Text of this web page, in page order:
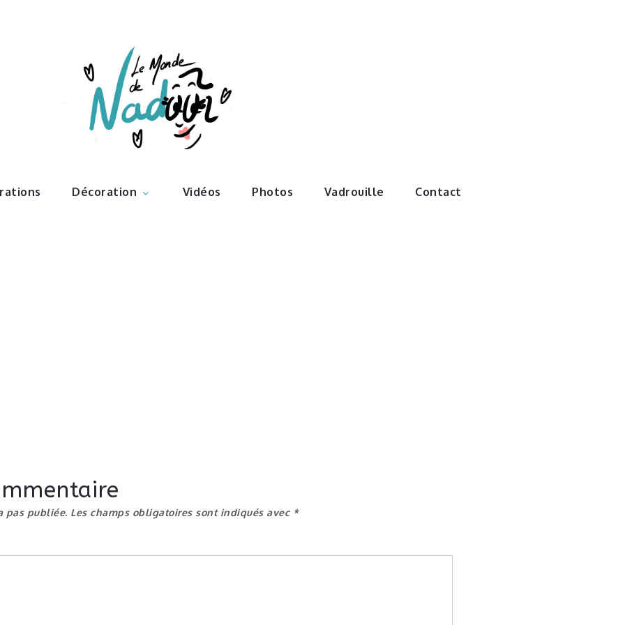
– le monde de
Nadoo
Décoration Vidéos Photos Vadrouille Contact
pas publiée. Les champs obligatoires sont indiqués avec *